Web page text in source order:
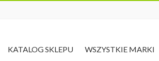
KATALOG SKLEPU WSZYSTKIE MARKI